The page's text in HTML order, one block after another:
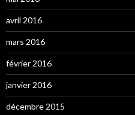
avril 2016
mars 2016
février 2016
janvier 2016
décembre 2015